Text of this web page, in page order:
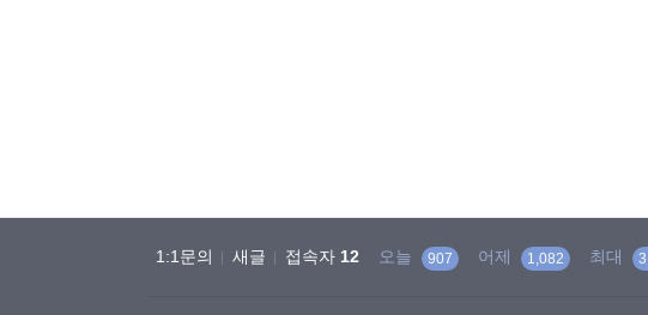
1:1문의 새글 접속자 12 오늘 907 어제 1,082 최대